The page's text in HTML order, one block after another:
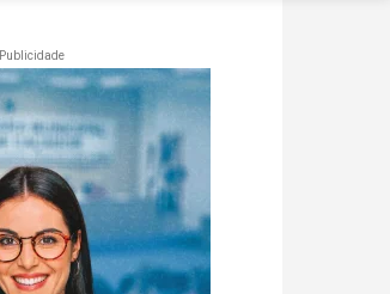
Publicidade